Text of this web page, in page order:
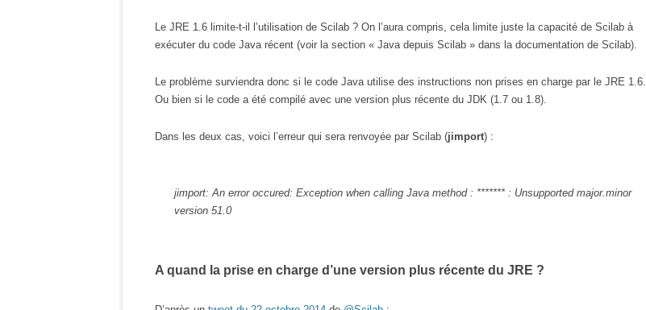
Le JRE 1.6 limite-t-il l’utilisation de Scilab ? On l’aura compris, cela limite juste la capacité de Scilab à
exécuter du code Java récent (voir la section « Java depuis Scilab » dans la documentation de Scilab).
Le problème surviendra donc si le code Java utilise des instructions non prises en charge par le JRE 1.6.
Ou bien si le code a été compilé avec une version plus récente du JDK (1.7 ou 1.8).
Dans les deux cas, voici l’erreur qui sera renvoyée par Scilab (jimport) :
jimport: An error occured: Exception when calling Java method : ******* : Unsupported major.minor
version 51.0
A quand la prise en charge d’une version plus récente du JRE ?